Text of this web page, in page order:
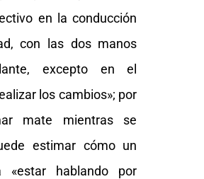
en la conducción
con las dos manos
excepto en el
los cambios»; por
mate mientras se
estimar cómo un
«estar hablando por